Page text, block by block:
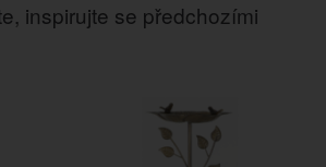
inspirujte se předchozími